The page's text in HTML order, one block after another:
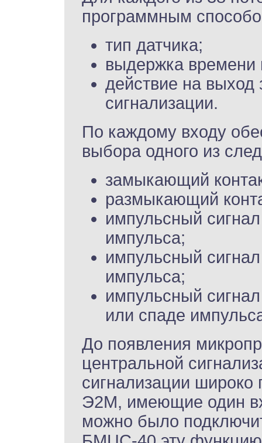
программным
тип датчика;
выдержка времени
действие на выход
сигнализации.
По каждому входу
выбора одного из
замыкающий
размыкающий
импульсный
импульса;
импульсный
импульса;
импульсный
или спаде
До появления
центральной
сигнализации
Э2М, имеющие один
можно было